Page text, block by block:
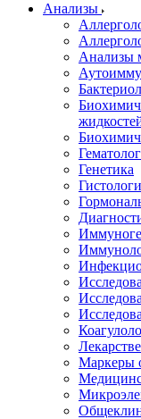
Анализы
Анализы
Генетика
Маркеры